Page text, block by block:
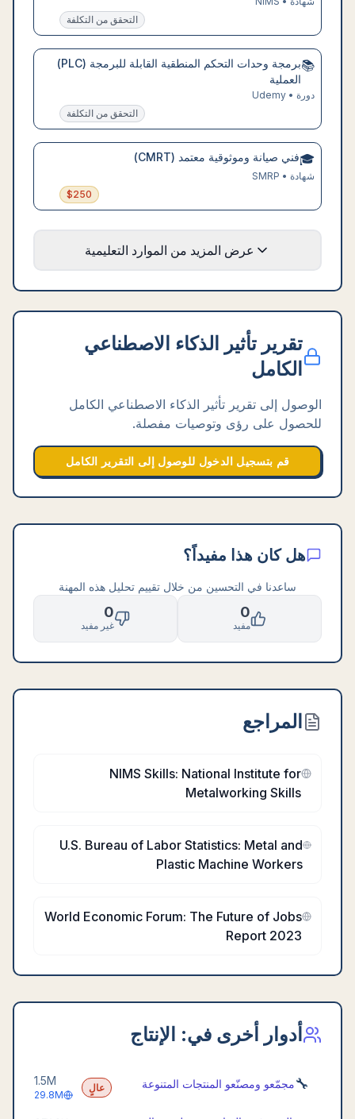
التحقق من التكلفة
📚
برمجة وحدات التحكم المنطقية القابلة للبرمجة (PLC)
العملية
دورة •
Udemy
التحقق من التكلفة
🎓فني صيانة وموثوقية معتمد (CMRT)
شهادة •
SMRP
$250
عرض المزيد من الموارد التعليمية
تقرير تأثير الذكاء الاصطناعي
الكامل
الوصول إلى تقرير تأثير الذكاء الاصطناعي الكامل
للحصول على رؤى وتوصيات مفصلة.
قم بتسجيل الدخول للوصول إلى التقرير الكامل
هل كان هذا مفيداً؟
ساعدنا في التحسين من خلال تقييم تحليل هذه المهنة
0
مفيد
0
غير مفيد
المراجع
NIMS Skills: National Institute for
Metalworking Skills
U.S. Bureau of Labor Statistics: Metal and
Plastic Machine Workers
World Economic Forum: The Future of Jobs
Report 2023
أدوار أخرى في: الإنتاج
🔧مجمّعو ومصنّعو المنتجات المتنوعة عالٍ
1.5M
29.8M